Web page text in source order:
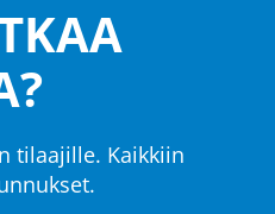
tilaajille. Kaikkiin